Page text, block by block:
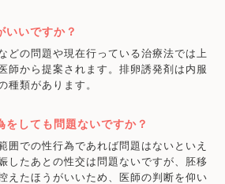
いいですか？
どの問題や現在行っている治療法では上
師から提案されます。排卵誘発剤は内服
種類があります。
をしても問題ないですか？
囲での性行為であれば問題はないといえ
したあとの性交は問題ないですが、胚移
えたほうがいいため、医師の判断を仰い